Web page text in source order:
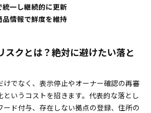
礼はOK？MEO対策の掟と正しい方法
重複登録はできる？例外ケースと注意
反を未然に防げるチェックリストとト
認リストと定期更新で安心運用
が審査落ち・停止時も復活できる解決
統一し継続的に更新
情報で鮮度を維持
スクとは？絶対に避けたい落と
けでなく、表示停止やオーナー確認の再審
いうコストを招きます。代表的な落とし
ード付与、存在しない拠点の登録、住所の